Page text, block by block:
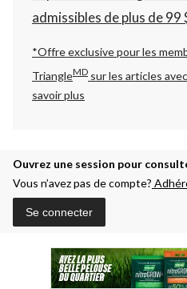
admissibles de plus de 99
*Offre exclusive pour les
TriangleMD sur les articles
savoir plus
Ouvrez une session pour
Vous n’avez pas de compte?
Se connecter